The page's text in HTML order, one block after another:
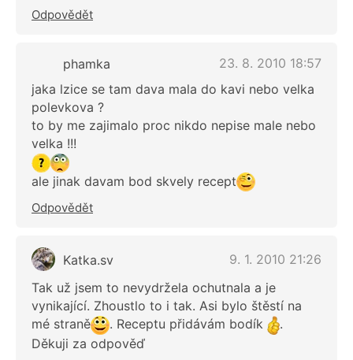
Odpovědět
phamka
23. 8. 2010 18:57
jaka lzice se tam dava mala do kavi nebo velka
polevkova ?
to by me zajimalo proc nikdo nepise male nebo
velka !!!
ale jinak davam bod skvely recept
Odpovědět
Katka.sv
9. 1. 2010 21:26
Tak už jsem to nevydržela ochutnala a je
vynikající. Zhoustlo to i tak. Asi bylo štěstí na
mé straně
. Receptu přidávám bodík
.
Děkuji za odpověď